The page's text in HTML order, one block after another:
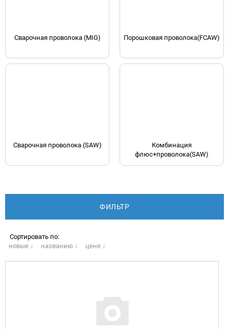
Сварочная проволока (MIG) Порошковая проволока(FCAW)
Сварочная проволока (SAW)
Комбинация
флюс+проволока(SAW)
Сортировать по:
новые ↓
названию ↓ цене ↓